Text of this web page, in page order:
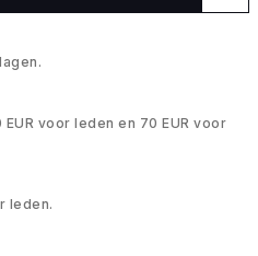
voor leden en 70 EUR voor
leden.